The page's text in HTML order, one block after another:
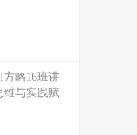
略16班讲
维与实践赋